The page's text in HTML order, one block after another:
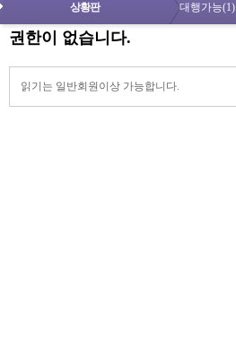
대행가능(1)
권한이 없습니다.
읽기는 일반회원이상 가능합니다.